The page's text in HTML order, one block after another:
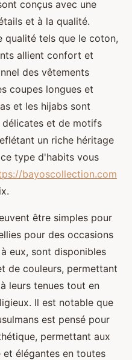
conçus avec une
et à la qualité.
qualité tels que le coton,
allient confort et
des vêtements
coupes longues et
et les hijabs sont
et de motifs
un riche héritage
type d'habits vous
bayoscollection.com
être simples pour
pour des occasions
eux, sont disponibles
de couleurs, permettant
leurs tenues tout en
Il est notable que
est pensé pour
permettant aux
élégantes en toutes